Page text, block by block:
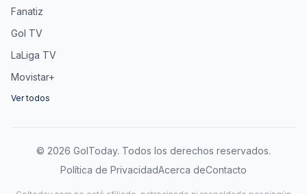
Fanatiz
Gol TV
LaLiga TV
Movistar+
Ver todos
© 2026 GolToday. Todos los derechos reservados.
Política de PrivacidadAcerca deContacto